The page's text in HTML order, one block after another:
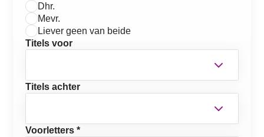
Dhr.
Mevr.
Liever geen van beide
Titels voor
Titels achter
Voorletters *